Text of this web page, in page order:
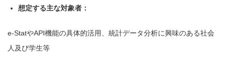
想定する主な対象者：
e-StatやAPI機能の具体的活用、統計データ分析に興味のある社会
人及び学生等